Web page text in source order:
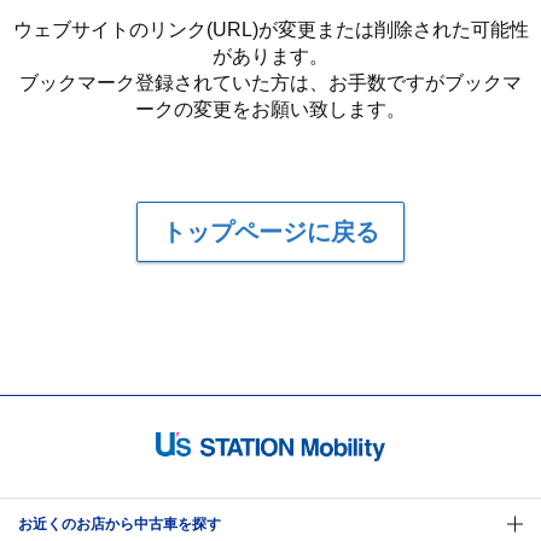
ウェブサイトのリンク(URL)が変更または削除された可能性
があります。
ブックマーク登録されていた方は、お手数ですがブックマ
ークの変更をお願い致します。
トップページに戻る
お近くのお店から中古車を探す